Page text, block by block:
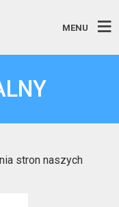
MENU
stron naszych